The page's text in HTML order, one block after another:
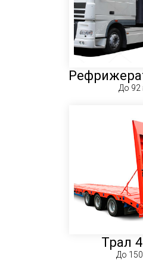
До 92
Трал
До